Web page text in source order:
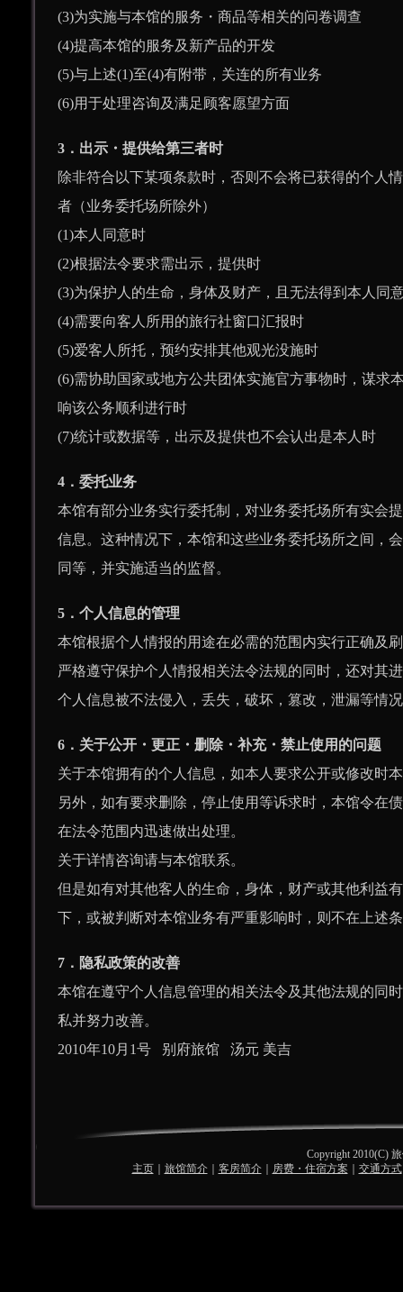
(3)为实施与本馆的服务・商品等相关的问卷调查
(4)提高本馆的服务及新产品的开发
(5)与上述(1)至(4)有附带，关连的所有业务
(6)用于处理咨询及满足顾客愿望方面
3．出示・提供给第三者时
除非符合以下某项条款时，否则不会将已获得的个人
者（业务委托场所除外）
(1)本人同意时
(2)根据法令要求需出示，提供时
(3)为保护人的生命，身体及财产，且无法得到本人同
(4)需要向客人所用的旅行社窗口汇报时
(5)爱客人所托，预约安排其他观光没施时
(6)需协助国家或地方公共团体实施官方事物时，谋求
响该公务顺利进行时
(7)统计或数据等，出示及提供也不会认出是本人时
4．委托业务
本馆有部分业务实行委托制，对业务委托场所有实会
信息。这种情况下，本馆和这些业务委托场所之间，
同等，并实施适当的监督。
5．个人信息的管理
本馆根据个人情报的用途在必需的范围内实行正确及
严格遵守保护个人情报相关法令法规的同时，还对其
个人信息被不法侵入，丢失，破坏，篡改，泄漏等情
6．关于公开・更正・删除・补充・禁止使用的问题
关于本馆拥有的个人信息，如本人要求公开或修改时
另外，如有要求删除，停止使用等诉求时，本馆令在
在法令范围内迅速做出处理。
关于详情咨询请与本馆联系。
但是如有对其他客人的生命，身体，财产或其他利益
下，或被判断对本馆业务有严重影响时，则不在上述
7．隐私政策的改善
本馆在遵守个人信息管理的相关法令及其他法规的同
私并努力改善。
2010年10月1号 别府旅馆 汤元 美吉
Copyright 2010(C)
主页｜ 旅馆简介｜ 客房简介｜ 房费・住宿方案 交通方式